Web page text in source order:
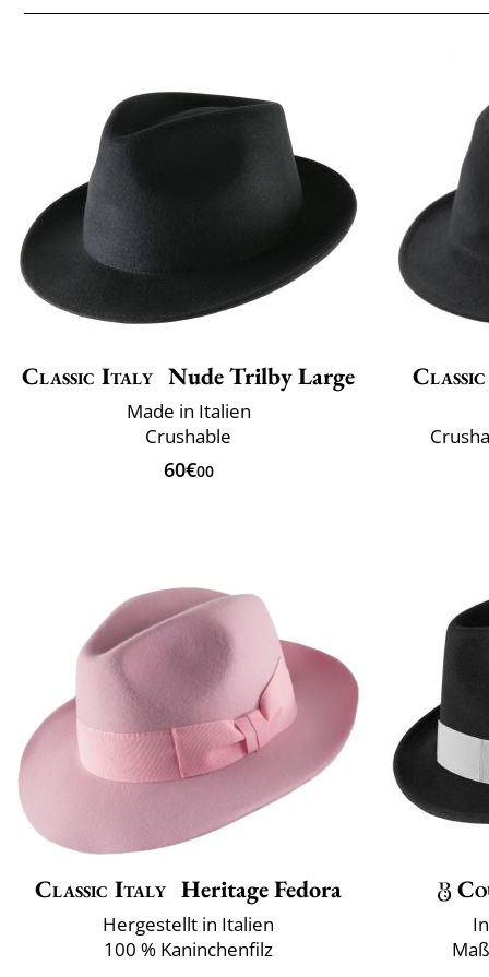
Classic Italy Nude Trilby Large
Made in Italien
Crushable
60€00
Classic Italy Heritage Fedora
Hergestellt in Italien
100 % Kaninchenfilz